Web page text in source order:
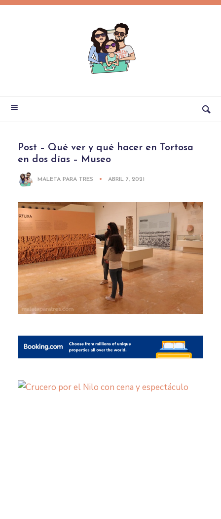
Post – Qué ver y qué hacer en Tortosa
en dos días – Museo
MALETA PARA TRES ABRIL 7, 2021